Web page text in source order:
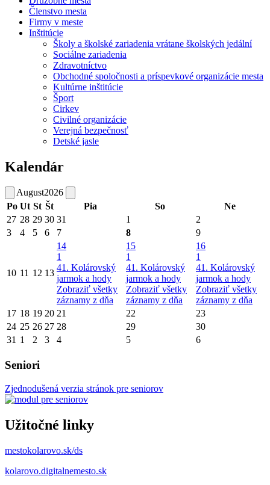
Členstvo mesta
Firmy v meste
Inštitúcie
Školy a školské zariadenia vrátane školských jedální
Sociálne zariadenia
Zdravotníctvo
Obchodné spoločnosti a príspevkové organizácie mesta
Kultúrne inštitúcie
Šport
Cirkev
Civilné organizácie
Verejná bezpečnosť
Detské jasle
Kalendár
August2026
Po Ut St Št Pia So
Ne
27 28 29 30 31 1
2
3
4 5 6 7 8 9
10 11 12 13
14
1
41. Kolárovský
jarmok a hody
Zobraziť všetky
záznamy z dňa
15
1
41. Kolárovský
jarmok a hody
Zobraziť všetky
záznamy z dňa
16
1
41. Kolárovský
jarmok a hody
Zobraziť všetky
záznamy z dňa
17 18 19 20 21 22
23
24 25 26 27 28 29
30
31 1 2 3 4 5 6
Seniori
Zjednodušená verzia stránok pre seniorov
Užitočné linky
mestokolarovo.sk/ds
kolarovo.digitalnemesto.sk